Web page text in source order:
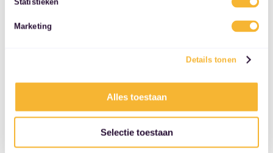
Statistieken
Marketing
Details tonen
Alles toestaan
Selectie toestaan
AX
Eurocars
Postcode
Oss